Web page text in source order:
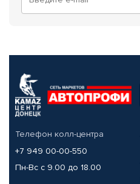
Телефон колл-центра
+7 949 00-00-550
Пн-Вс с 9.00 до 18.00